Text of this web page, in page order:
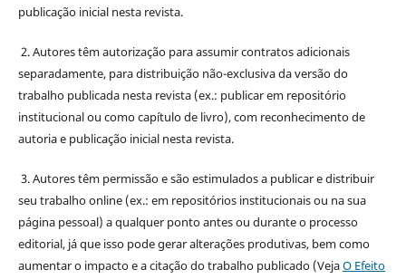
publicação inicial nesta revista.
2. Autores têm autorização para assumir contratos adicionais
separadamente, para distribuição não-exclusiva da versão do
trabalho publicada nesta revista (ex.: publicar em repositório
institucional ou como capítulo de livro), com reconhecimento de
autoria e publicação inicial nesta revista.
3. Autores têm permissão e são estimulados a publicar e distribuir
seu trabalho online (ex.: em repositórios institucionais ou na sua
página pessoal) a qualquer ponto antes ou durante o processo
editorial, já que isso pode gerar alterações produtivas, bem como
aumentar o impacto e a citação do trabalho publicado (VejaO Efeito